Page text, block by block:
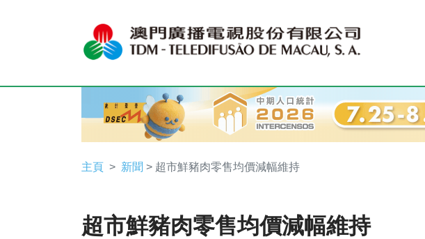
主頁 新聞 > 超市鮮豬肉零售均價減幅維持
超市鮮豬肉零售均價減幅維持